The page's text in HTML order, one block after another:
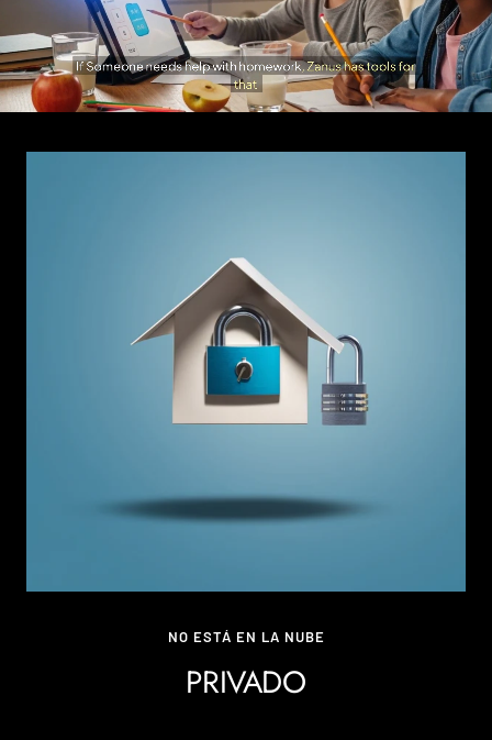
NO ESTÁ EN LA NUBE
PRIVADO